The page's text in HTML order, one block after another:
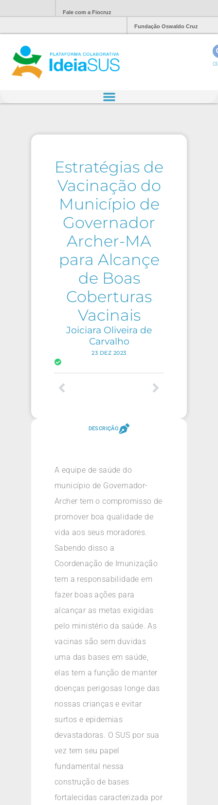
Fale com a Fiocruz
Fundação Oswaldo Cruz
Estratégias de
Vacinação do
Município de
Governador
Archer-MA
para Alcançe
de Boas
Coberturas
Vacinais
Joiciara Oliveira de
Carvalho
23 DEZ 2023
DESCRIÇÃO
A equipe de saúde do
município de Governador-
Archer tem o compromisso de
promover boa qualidade de
vida aos seus moradores.
Sabendo disso a
Coordenação de Imunização
tem a responsabilidade em
fazer boas ações para
alcançar as metas exigidas
pelo ministério da saúde. As
vacinas são sem duvidas
uma das bases em saúde,
elas tem a função de manter
doenças perigosas longe das
nossas crianças e evitar
surtos e epidemias
devastadoras. O SUS por sua
vez tem seu papel
fundamental nessa
construção de bases
fortalecidas caracterizada por